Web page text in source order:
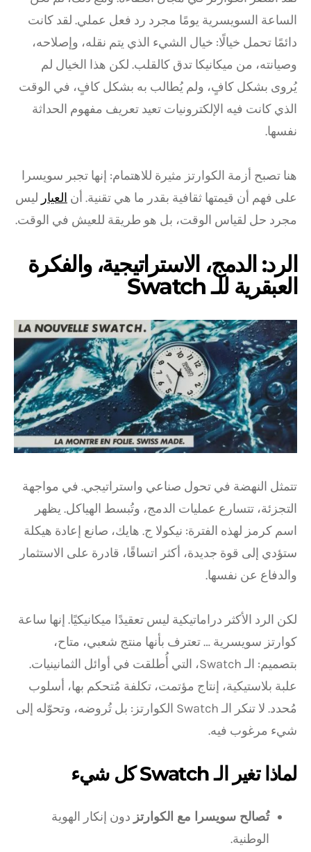
الساعة السويسرية يومًا مجرد رد فعل عملي. لقد كانت
دائمًا تحمل خيالًا: خيال الشيء الذي يتم نقله، وإصلاحه،
وصيانته، من ميكانيكا تدق كالقلب. لكن هذا الخيال لم
يُروى بشكل كافٍ، ولم يُطالب به بشكل كافٍ، في الوقت
الذي كانت فيه الإلكترونيات تعيد تعريف مفهوم الحداثة
نفسها.
هنا تصبح أزمة الكوارتز مثيرة للاهتمام: إنها تجبر سويسرا
على فهم أن قيمتها ثقافية بقدر ما هي تقنية. أن العيار ليس
مجرد حل لقياس الوقت، بل هو طريقة للعيش في الوقت.
الرد: الدمج، الاستراتيجية، والفكرة
العبقرية للـ Swatch
تتمثل النهضة في تحول صناعي واستراتيجي. في مواجهة
التجزئة، تتسارع عمليات الدمج، وتُبسط الهياكل. يظهر
اسم كرمز لهذه الفترة: نيكولا ج. هايك، صانع إعادة هيكلة
ستؤدي إلى قوة جديدة، أكثر اتساقًا، قادرة على الاستثمار
والدفاع عن نفسها.
لكن الرد الأكثر دراماتيكية ليس تعقيدًا ميكانيكيًا. إنها ساعة
كوارتز سويسرية … تعترف بأنها منتج شعبي، متاح،
بتصميم: الـ Swatch، التي أُطلقت في أوائل الثمانينيات.
علبة بلاستيكية، إنتاج مؤتمت، تكلفة مُتحكم بها، أسلوب
مُحدد. لا تنكر الـ Swatch الكوارتز: بل تُروضه، وتحوّله إلى
شيء مرغوب فيه.
لماذا تغير الـ Swatch كل شيء
تُصالح سويسرا مع الكوارتز دون إنكار الهوية
الوطنية.